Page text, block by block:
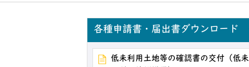
各種申請書・届出書ダウンロード
低未利用土地等の確認書の交付（低